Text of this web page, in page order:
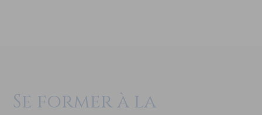
Se former à la